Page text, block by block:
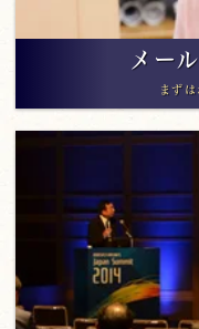
メー
まず